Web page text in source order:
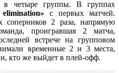
в четыре группы. В группах
elimination» с первых матчей.
соперников 2 раза, напрямую
проигравшая 2 матча,
встрече на групповом
временные 2 и 3 места,
кто же выйдет в плей-офф.